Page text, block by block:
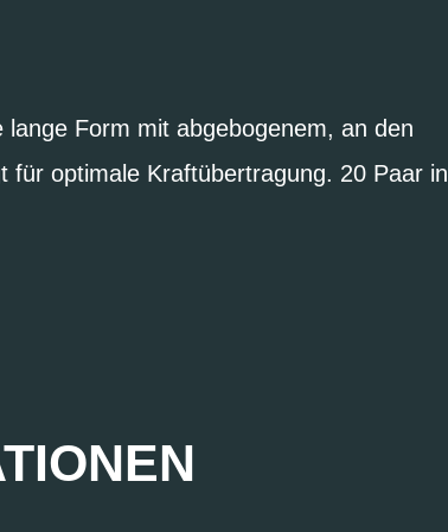
Form mit abgebogenem, an den
für optimale Kraftübertragung. 20 Paar in